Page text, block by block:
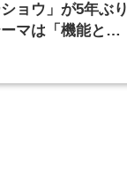
ョウ」が5年ぶり
マは「機能と笑